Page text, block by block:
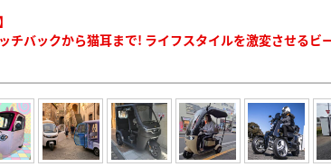
チバックから猫耳まで! ライフスタイルを激変させるビ